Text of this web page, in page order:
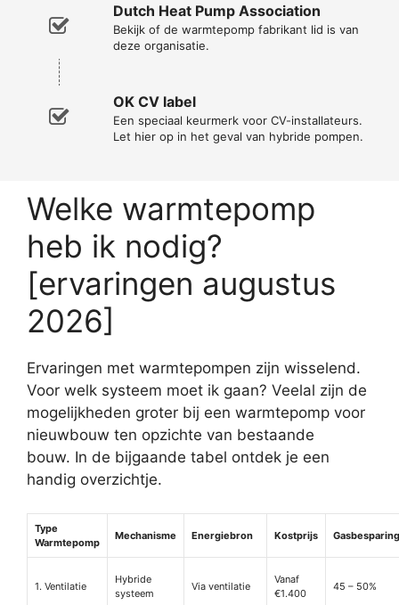
Dutch Heat Pump Association
Bekijk of de warmtepomp fabrikant lid is van
deze organisatie.
OK CV label
Een speciaal keurmerk voor CV-installateurs.
Let hier op in het geval van hybride pompen.
Welke warmtepomp
heb ik nodig?
[ervaringen augustus
2026]
Ervaringen met warmtepompen zijn wisselend.
Voor welk systeem moet ik gaan? Veelal zijn de
mogelijkheden groter bij een warmtepomp voor
nieuwbouw ten opzichte van bestaande
bouw. In de bijgaande tabel ontdek je een
handig overzichtje.
Type
Warmtepomp
Mechanisme Energiebron Kostprijs Gasbesparing
1. Ventilatie
Hybride
systeem
Via ventilatie
Vanaf
€1.400
45 – 50%